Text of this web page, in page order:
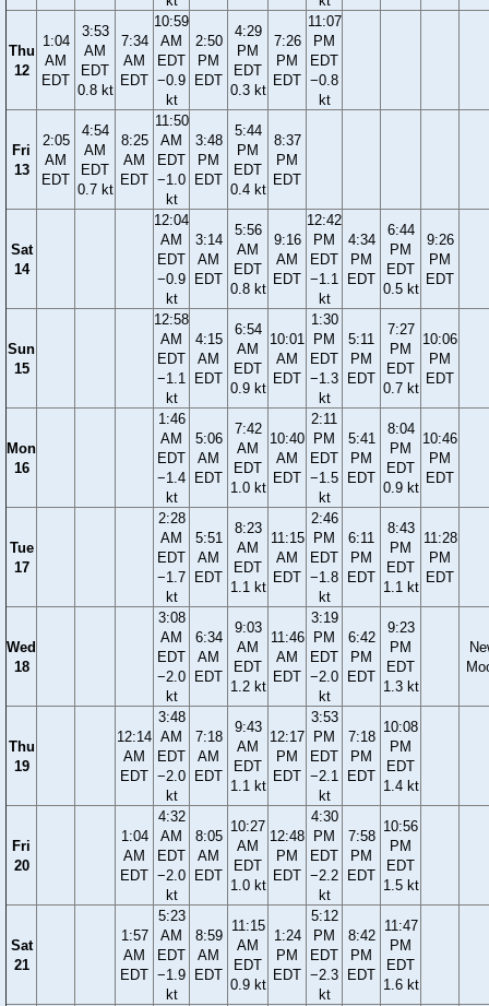
Thu
12
1:04
AM
EDT
3:53
AM
EDT
0.8 kt
7:34
AM
EDT
10:59
AM
EDT
−0.9
kt
2:50
PM
EDT
4:29
PM
EDT
0.3 kt
7:26
PM
EDT
11:07
PM
EDT
−0.8
kt
Fri
13
2:05
AM
EDT
4:54
AM
EDT
0.7 kt
8:25
AM
EDT
11:50
AM
EDT
−1.0
kt
3:48
PM
EDT
5:44
PM
EDT
0.4 kt
8:37
PM
EDT
Sat
14
12:04
AM
EDT
−0.9
kt
3:14
AM
EDT
5:56
AM
EDT
0.8 kt
9:16
AM
EDT
12:42
PM
EDT
−1.1
kt
4:34
PM
EDT
6:44
PM
EDT
0.5 kt
9:26
PM
EDT
Sun
15
12:58
AM
EDT
−1.1
kt
4:15
AM
EDT
6:54
AM
EDT
0.9 kt
10:01
AM
EDT
1:30
PM
EDT
−1.3
kt
5:11
PM
EDT
7:27
PM
EDT
0.7 kt
10:06
PM
EDT
Mon
16
1:46
AM
EDT
−1.4
kt
5:06
AM
EDT
7:42
AM
EDT
1.0 kt
10:40
AM
EDT
2:11
PM
EDT
−1.5
kt
5:41
PM
EDT
8:04
PM
EDT
0.9 kt
10:46
PM
EDT
Tue
17
2:28
AM
EDT
−1.7
kt
5:51
AM
EDT
8:23
AM
EDT
1.1 kt
11:15
AM
EDT
2:46
PM
EDT
−1.8
kt
6:11
PM
EDT
8:43
PM
EDT
1.1 kt
11:28
PM
EDT
Wed
18
3:08
AM
EDT
−2.0
kt
6:34
AM
EDT
9:03
AM
EDT
1.2 kt
11:46
AM
EDT
3:19
PM
EDT
−2.0
kt
6:42
PM
EDT
9:23
PM
EDT
1.3 kt
Thu
19
12:14
AM
EDT
3:48
AM
EDT
−2.0
kt
7:18
AM
EDT
9:43
AM
EDT
1.1 kt
12:17
PM
EDT
3:53
PM
EDT
−2.1
kt
7:18
PM
EDT
10:08
PM
EDT
1.4 kt
Fri
20
1:04
AM
EDT
4:32
AM
EDT
−2.0
kt
8:05
AM
EDT
10:27
AM
EDT
1.0 kt
12:48
PM
EDT
4:30
PM
EDT
−2.2
kt
7:58
PM
EDT
10:56
PM
EDT
1.5 kt
Sat
21
1:57
AM
EDT
5:23
AM
EDT
−1.9
kt
8:59
AM
EDT
11:15
AM
EDT
0.9 kt
1:24
PM
EDT
5:12
PM
EDT
−2.3
kt
8:42
PM
EDT
11:47
PM
EDT
1.6 kt